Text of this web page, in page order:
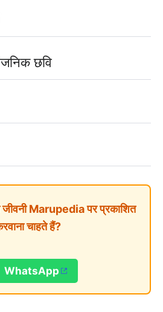
छवि
जीवनी Marupedia पर प्रकाशित
चाहते हैं?
WhatsApp